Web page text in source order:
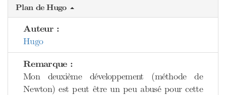
Plan de Hugo
Auteur :
Hugo
Remarque :
Mon deuxième développement (méthode de
Newton) est peut être un peu abusé pour cette